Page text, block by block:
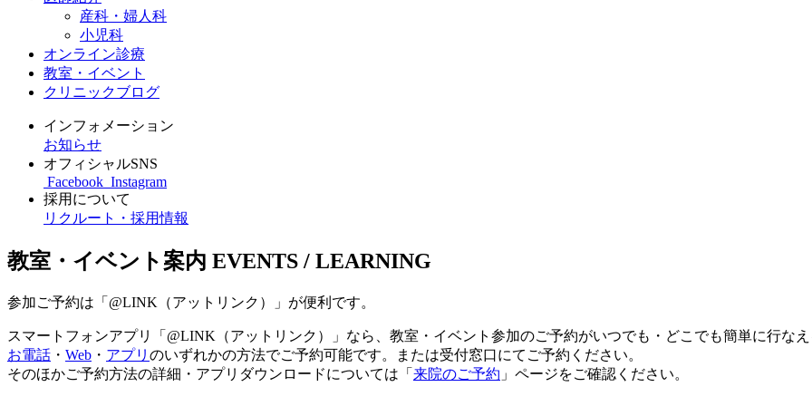
産科・婦人科
小児科
オンライン診療
教室・イベント
クリニックブログ
インフォメーション
お知らせ
オフィシャルSNS
Facebook Instagram
採用について
リクルート・採用情報
教室・イベント案内 EVENTS / LEARNING
参加ご予約は「@LINK（アットリンク）」が便利です。
スマートフォンアプリ「@LINK（アットリンク）」なら、教室・イベント参加のご予約がいつでも・どこでも簡単に行なえ
お電話 ・ Web ・ アプリ のいずれかの方法でご予約可能です。または受付窓口にてご予約ください。
そのほかご予約方法の詳細・アプリダウンロードについては「 来院のご予約 」ページをご確認ください。